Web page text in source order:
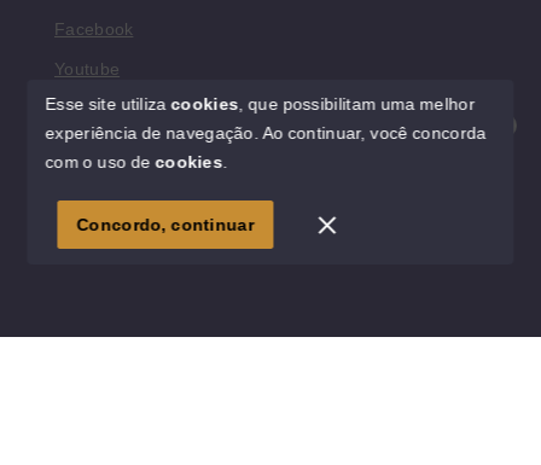
Olá! Estamos disponíveis para te ajudar.
Facebook
Youtube
© Copyright 2026 - Rede Morar Imóveis - Todos os direitos
SITE PARA IMOBILIARIA
Esse site utilizacookies , que possibilitam uma melhor
experiência de navegação. Ao continuar, você concorda
com o uso decookies
Concordo, continuar